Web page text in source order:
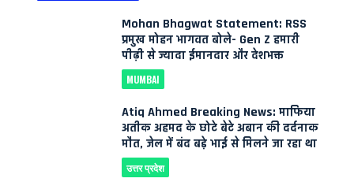
Mohan Bhagwat Statement: RSS
प्रमुख मोहन भागवत बोले- Gen Z हमारी
पीढ़ी से ज्यादा ईमानदार और देशभक्त
MUMBAI
Atiq Ahmed Breaking News: माफिया
अतीक अहमद के छोटे बेटे अबान की दर्दनाक
मौत, जेल में बंद बड़े भाई से मिलने जा रहा था
उत्तर प्रदेश